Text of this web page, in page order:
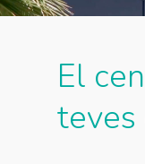
El
teves